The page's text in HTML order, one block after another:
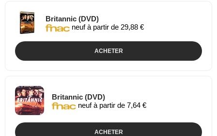
Britannic (DVD)
neuf à partir de 29,88 €
ACHETER
Britannic (DVD)
neuf à partir de 7,64 €
ACHETER